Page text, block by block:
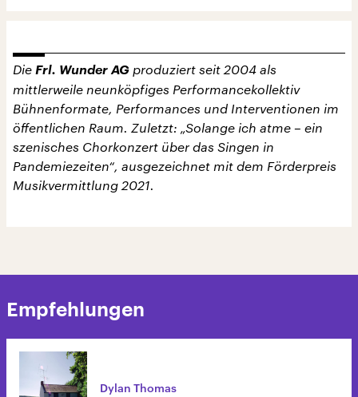
Die Frl. Wunder AG produziert seit 2004 als
mittlerweile neunköpfiges Performancekollektiv
Bühnenformate, Performances und Interventionen im
öffentlichen Raum. Zuletzt: „Solange ich atme – ein
szenisches Chorkonzert über das Singen in
Pandemiezeiten“, ausgezeichnet mit dem Förderpreis
Musikvermittlung 2021.
Empfehlungen
Dylan Thomas